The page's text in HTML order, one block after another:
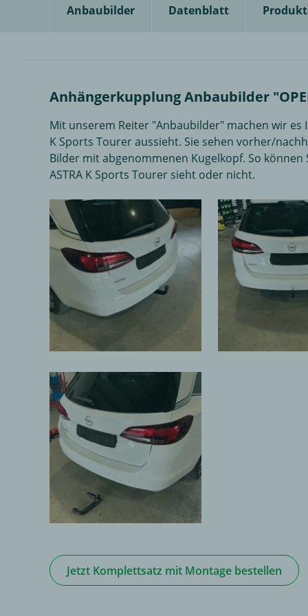
Anbaubilder Datenblatt
Anhängerkupplung Anbaubilder
Mit unserem Reiter "Anbaubilder" machen wir es
K Sports Tourer aussieht. Sie sehen vorher/
Bilder mit abgenommenen Kugelkopf. So
ASTRA K Sports Tourer sieht oder nicht.
Jetzt Komplettsatz mit Montage bestellen